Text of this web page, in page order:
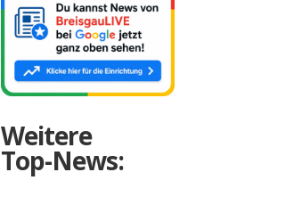
Weitere
Top-News: